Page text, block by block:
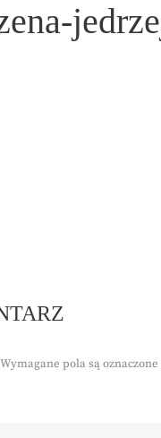
Wymagane pola są oznaczone